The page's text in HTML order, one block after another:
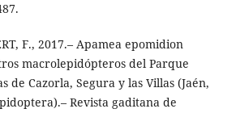
F., 2017.– Apamea epomidion
macrolepidópteros del Parque
de Cazorla, Segura y las Villas (Jaén,
Revista gaditana de